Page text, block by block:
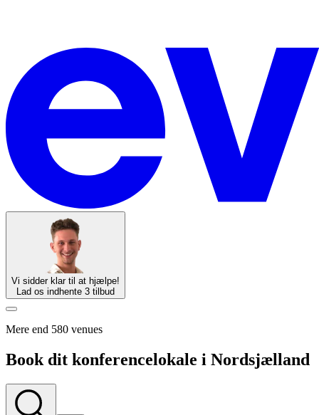
Vi sidder klar til at hjælpe!
Lad os indhente 3 tilbud
Mere end 580 venues
Book dit konferencelokale i Nordsjælland